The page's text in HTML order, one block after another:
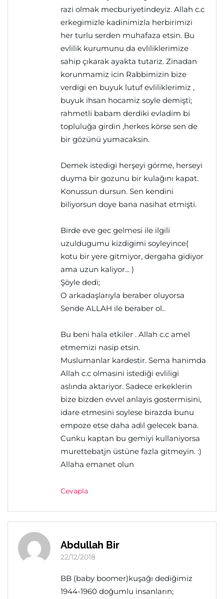
razi olmak mecburiyetindeyiz. Allah c.c
erkegimizle kadinimizla herbirimizi
her turlu serden muhafaza etsin. Bu
evlilik kurumunu da evliliklerimize
sahip çıkarak ayakta tutariz. Zinadan
korunmamiz icin Rabbimizin bize
verdigi en buyuk lutuf evliliklerimiz ,
buyuk ihsan hocamiz soyle demişti;
rahmetli babam derdiki evladim bi
topluluğa girdin ,herkes körse sen de
bir gözünü yumacaksin.
Demek istedigi herşeyi görme, herseyi
duyma bir gozunu bir kulağını kapat.
Konussun dursun. Sen kendini
biliyorsun doye bana nasihat etmişti.
Birde eve gec gelmesi ile ilgili
uzuldugumu kizdigimi soyleyince(
kotu bir yere gitmiyor, dergaha gidiyor
ama uzun kaliyor... )
Şöyle dedi;
O arkadaşlarıyla beraber oluyorsa
Sende ALLAH ile beraber ol..
Bu beni hala etkiler . Allah c.c amel
etmemizi nasip etsin.
Muslumanlar kardestir. Sema hanimda
Allah c.c olmasini istediği evliligi
aslında aktariyor. Sadece erkeklerin
bize bizden evvel anlayis gostermisini,
idare etmesini soylese birazda bunu
empoze etse daha adil gelecek bana.
Cunku kaptan bu gemiyi kullaniyorsa
murettebatjn üstüne fazla gitmeyin. :)
Allaha emanet olun
Cevapla
Abdullah Bir
22/12/2018
BB (baby boomer)kuşağı dediğimiz
1944-1960 doğumlu insanların;